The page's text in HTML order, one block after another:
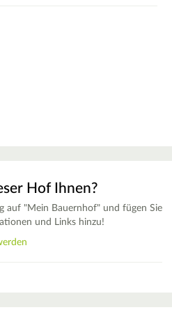
Hof Ihnen?
auf "Mein Bauernhof" und fügen Sie
und Links hinzu!